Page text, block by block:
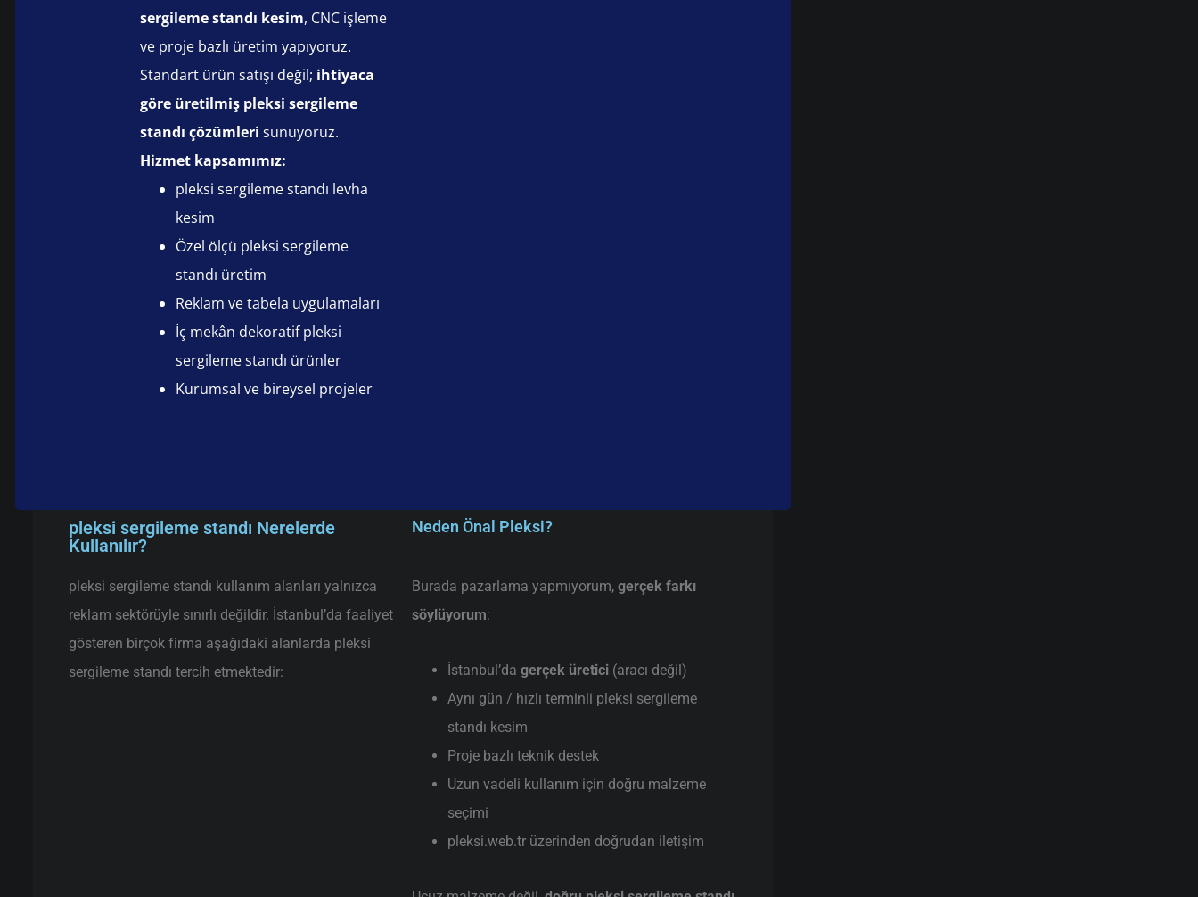
sergileme standı kesim, CNC işleme
ve proje bazlı üretim yapıyoruz.
Standart ürün satışı değil; ihtiyaca
göre üretilmiş pleksi sergileme
standı çözümleri sunuyoruz.
Hizmet kapsamımız:
pleksi sergileme standı levha
kesim
Özel ölçü pleksi sergileme
standı üretim
Reklam ve tabela uygulamaları
İç mekân dekoratif pleksi
sergileme standı ürünler
Kurumsal ve bireysel projeler
pleksi sergileme standı Nerelerde
Kullanılır?
Neden Önal Pleksi?
pleksi sergileme standı kullanım alanları yalnızca
reklam sektörüyle sınırlı değildir. İstanbul’da faaliyet
gösteren birçok firma aşağıdaki alanlarda pleksi
sergileme standı tercih etmektedir:
Burada pazarlama yapmıyorum, gerçek farkı
söylüyorum:
İstanbul’da gerçek üretici(aracı değil)
Aynı gün / hızlı terminli pleksi sergileme
standı kesim
Proje bazlı teknik destek
Uzun vadeli kullanım için doğru malzeme
seçimi
pleksi.web.tr üzerinden doğrudan iletişim